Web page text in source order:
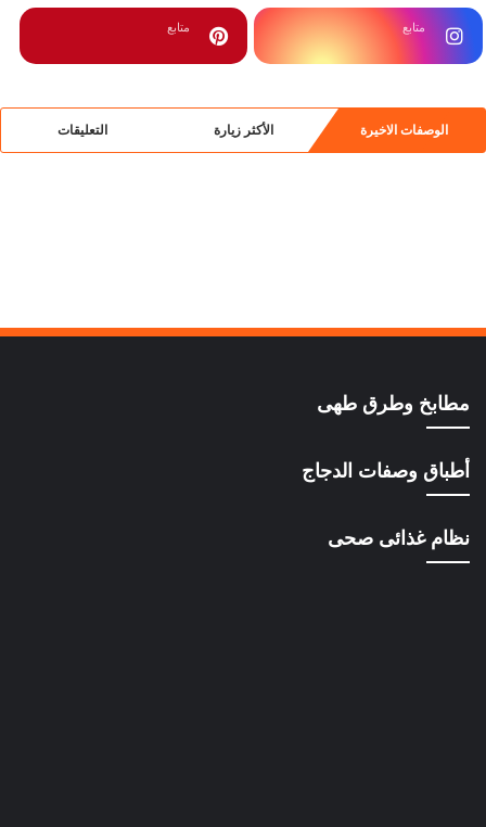
متابع متابع
الوصفات الاخيرة الأكثر زيارة التعليقات
مطابخ وطرق طهى
أطباق وصفات الدجاج
نظام غذائى صحى